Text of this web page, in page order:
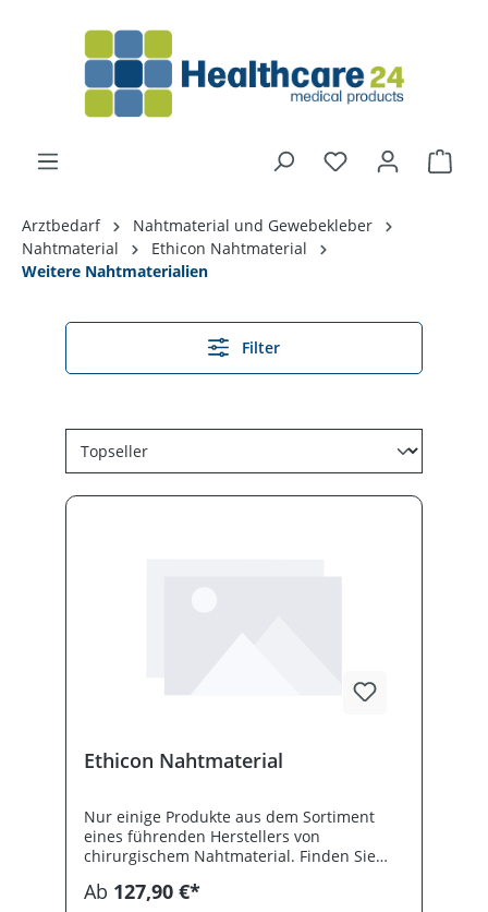
Arztbedarf
Nahtmaterial und Gewebekleber
Nahtmaterial
Ethicon Nahtmaterial
Weitere Nahtmaterialien
Filter
Ethicon Nahtmaterial
Nur einige Produkte aus dem Sortiment
eines führenden Herstellers von
chirurgischem Nahtmaterial. Finden Sie
resorbierbare Fäden für alle klassischen
Ab 127,90 €*